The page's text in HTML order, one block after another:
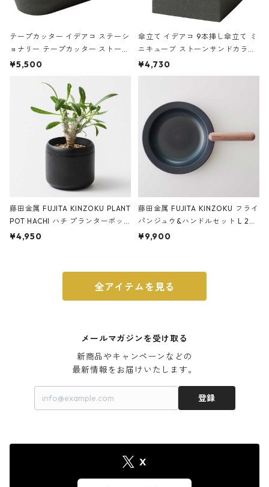
テープカッター イデアコ ステーシ
ョナリー テープカッター ストーン
サンドカラー 石調 ideaco Station
¥5,500
傘立て イデアコ 9本挿し傘立て ミ
ニキューブ ストーンサンドカラー
石調 ideaco Umbrella Stand CUB
E ストーンサンドブラック
¥4,730
藤田金属 FUJITA KINZOKU PLANT
POT HACHI ハチ プランターポッ
ト 3号 ブラック
¥4,950
藤田金属 FUJITA KINZOKU フライ
パンジュウ&ハンドルセット L 24c
m ガス火・IH対応 鉄フライパン
¥9,900
全アイテムを見る
メールマガジンを受け取る
新商品やキャンペーンなどの
最新情報をお届けいたします。
登録
X